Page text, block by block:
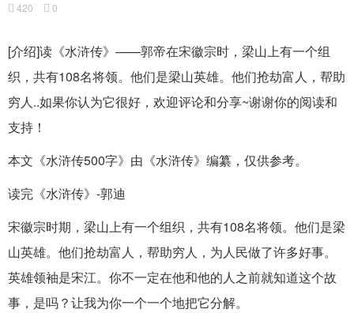
420 0
[介绍]读《水浒传》——郭帝在宋徽宗时，梁山上有一个组
织，共有108名将领。他们是梁山英雄。他们抢劫富人，帮助
穷人..如果你认为它很好，欢迎评论和分享~谢谢你的阅读和
支持！
本文《水浒传500字》由《水浒传》编纂，仅供参考。
读完《水浒传》-郭迪
宋徽宗时期，梁山上有一个组织，共有108名将领。他们是梁
山英雄。他们抢劫富人，帮助穷人，为人民做了许多好事。
英雄领袖是宋江。你不一定在他和他的人之前就知道这个故
事，是吗？让我为你一个一个地把它分解。